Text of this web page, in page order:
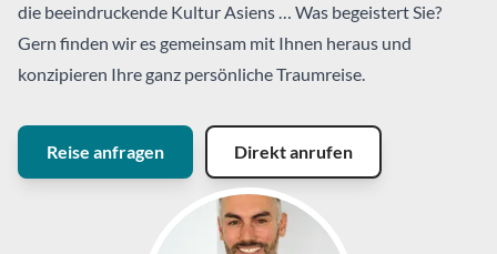
die beeindruckende Kultur Asiens … Was begeistert Sie?
Gern finden wir es gemeinsam mit Ihnen heraus und
konzipieren Ihre ganz persönliche Traumreise.
Reise anfragen Direkt anrufen